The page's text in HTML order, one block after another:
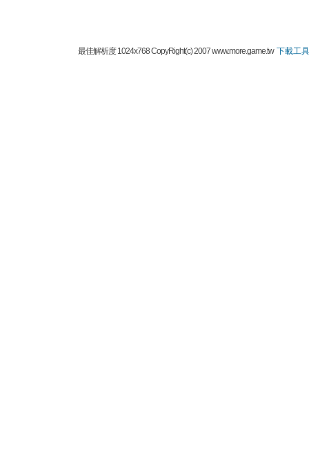
最佳解析度 1024x768 CopyRight(c) 2007 www.more.game.tw下載工